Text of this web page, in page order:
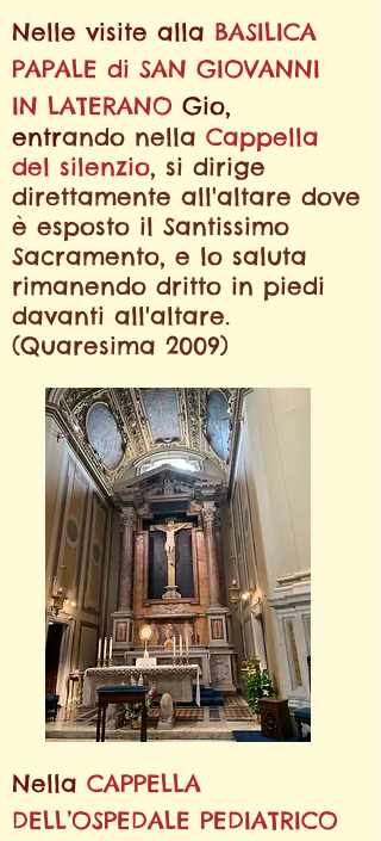
Nelle visite alla BASILICA
PAPALE di SAN GIOVANNI
IN LATERANO Gio,
entrando nella Cappella
del silenzio, si dirige
direttamente all'altare dove
è esposto il Santissimo
Sacramento, e lo saluta
rimanendo dritto in piedi
davanti all'altare.
(Quaresima 2009)
Nella CAPPELLA
DELL’OSPEDALE PEDIATRICO